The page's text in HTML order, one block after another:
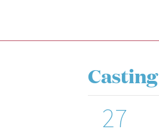
Casting
27